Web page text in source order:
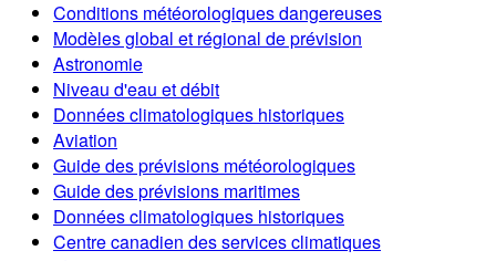
Conditions météorologiques dangereuses
Modèles global et régional de prévision
Astronomie
Niveau d'eau et débit
Données climatologiques historiques
Aviation
Guide des prévisions météorologiques
Guide des prévisions maritimes
Données climatologiques historiques
Centre canadien des services climatiques